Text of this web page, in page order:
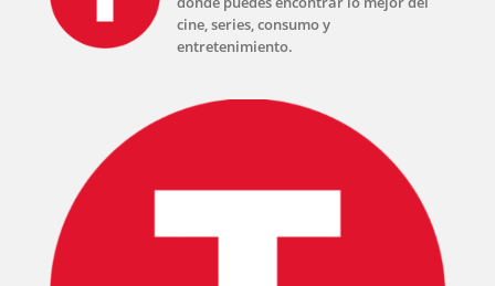
cine, series, consumo y
entretenimiento.